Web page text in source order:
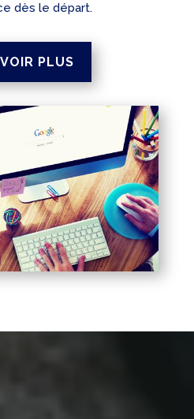
dès le départ.
PLUS